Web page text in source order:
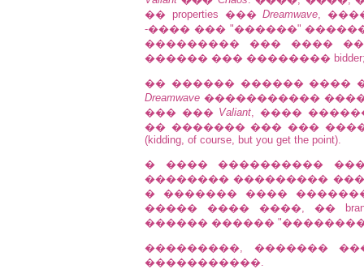
�� properties ���Dreamwave,
-���� ��� "������"
��������� ��� ����
������ ��� ��������
�� ������ ������ ����
Dreamwave �����������
��� ��� Valiant, ����
�� ������� ��� ���
(kidding, of course, but you get the point).
� ���� ����������
�������� ���������
� ������� ����
����� ���� ����, ��
������ ������
���������, �������
�����������.